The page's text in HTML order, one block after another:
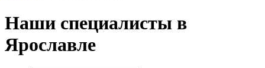
Наши специалисты в
Ярославле